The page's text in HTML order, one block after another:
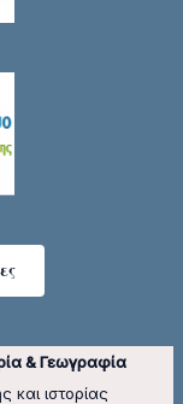
& Γεωγραφία
ιστορίας